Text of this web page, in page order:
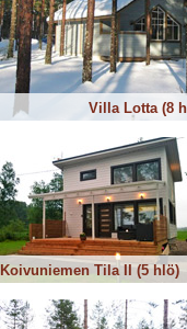
Villa Lotta (8
Koivuniemen Tila II (5 hlö)